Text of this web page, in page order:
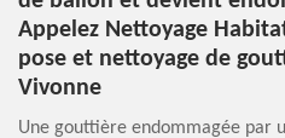
Appelez Nettoyage
pose et nettoyage de
Vivonne
Une gouttière endommagée par